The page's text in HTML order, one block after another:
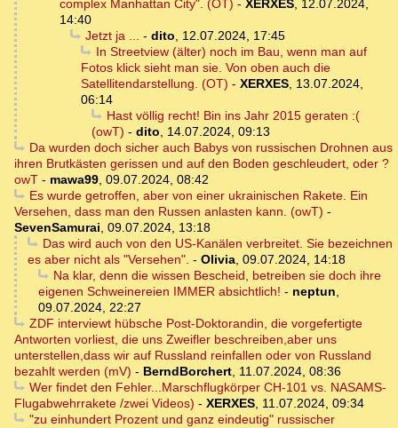
complex Manhattan City". (OT) - XERXES, 12.07.2024,
14:40
Jetzt ja ... - dito, 12.07.2024, 17:45
In Streetview (älter) noch im Bau, wenn man auf
Fotos klick sieht man sie. Von oben auch die
Satellitendarstellung. (OT) - XERXES, 13.07.2024,
06:14
Hast völlig recht! Bin ins Jahr 2015 geraten :(
(owT) - dito, 14.07.2024, 09:13
Da wurden doch sicher auch Babys von russischen Drohnen aus
ihren Brutkästen gerissen und auf den Boden geschleudert, oder ?
owT - mawa99, 09.07.2024, 08:42
Es wurde getroffen, aber von einer ukrainischen Rakete. Ein
Versehen, dass man den Russen anlasten kann. (owT) -
SevenSamurai, 09.07.2024, 13:18
Das wird auch von den US-Kanälen verbreitet. Sie bezeichnen
es aber nicht als "Versehen". - Olivia, 09.07.2024, 14:18
Na klar, denn die wissen Bescheid, betreiben sie doch ihre
eigenen Schweinereien IMMER absichtlich! - neptun,
09.07.2024, 22:27
ZDF interviewt hübsche Post-Doktorandin, die vorgefertigte
Antworten vorliest, die uns Zweifler beschreiben,aber uns
unterstellen,dass wir auf Russland reinfallen oder von Russland
bezahlt werden (mV) - BerndBorchert, 11.07.2024, 08:36
Wer findet den Fehler...Marschflugkörper CH-101 vs. NASAMS-
Flugabwehrrakete /zwei Videos) - XERXES, 11.07.2024, 09:34
"zu einhundert Prozent und ganz eindeutig" russischer